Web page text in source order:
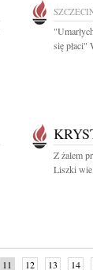
się płaci"
Z żalem
Liszki
11 12 13 14